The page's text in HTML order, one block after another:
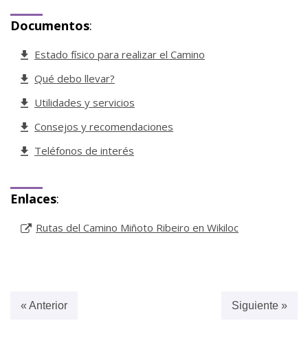
Documentos:
Estado físico para realizar el Camino
Qué debo llevar?
Utilidades y servicios
Consejos y recomendaciones
Teléfonos de interés
Enlaces:
Rutas del Camino Miñoto Ribeiro en Wikiloc
Siguiente »
« Anterior